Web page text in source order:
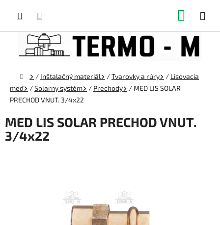
obsah
Domov
/ Inštalačný materiál /Tvarovky a rúry / Lisovacia
meď
/Solarny systém / Prechody / MED LIS SOLAR
PRECHOD VNUT. 3/4x22
MED LIS SOLAR PRECHOD VNUT.
3/4x22